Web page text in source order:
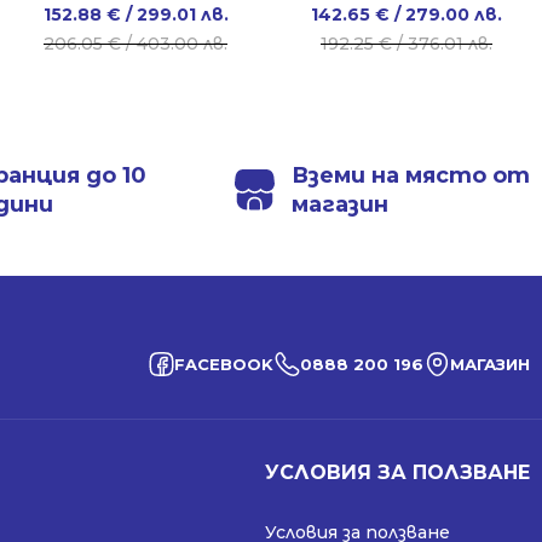
206.05€/ 403.00 лв.
Original
price
152.88 € / 299.01 лв.
Current
price
192.25€/ 376.01 лв.
Original
price
142.65 € / 279.00 лв.
Current
price
до 10
Вземи на място от
магазин
FACEBOOK 0888 200 196 МАГАЗИН
УСЛОВИЯ ЗА ПОЛЗВАНЕ
Условия за ползване